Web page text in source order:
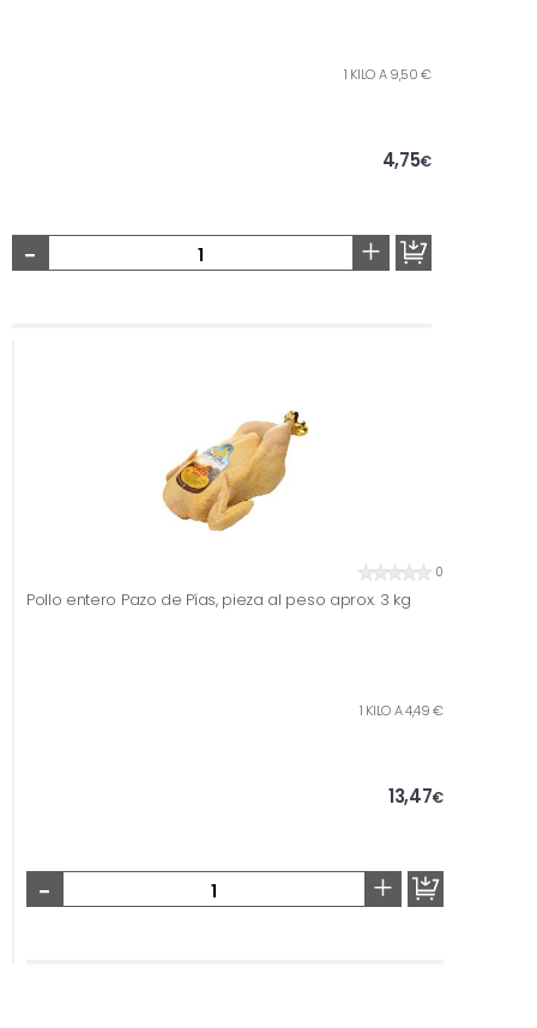
1 KILO A 9,50 €
4,75€
- +
0
Pollo entero Pazo de Pías, pieza al peso aprox. 3 kg
1 KILO A 4,49 €
13,47€
- +